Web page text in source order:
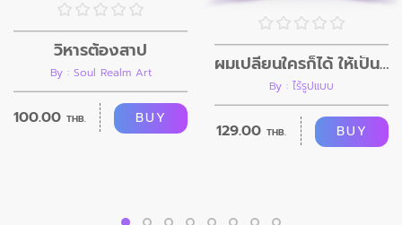
วิหารต้องสาป
By : Soul Realm Art
100.00 THB. BUY
ผมเปลี่ยนใครก็ได้ ให้เป็นอย่างที่ผมต้องการ
By : ไร้รูปแบบ
129.00 THB. BUY